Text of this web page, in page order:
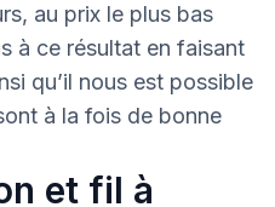
au prix le plus bas
à ce résultat en faisant
qu’il nous est possible
à la fois de bonne
et fil à